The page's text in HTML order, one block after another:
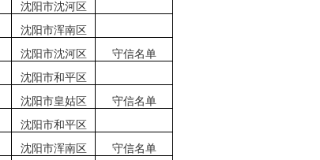
沈阳市沈河区
沈阳市浑南区
沈阳市沈河区
守信名单
沈阳市和平区
沈阳市皇姑区
守信名单
沈阳市和平区
沈阳市浑南区 守信名单